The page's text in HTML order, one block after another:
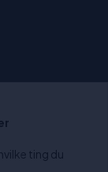
15:30.
ting du